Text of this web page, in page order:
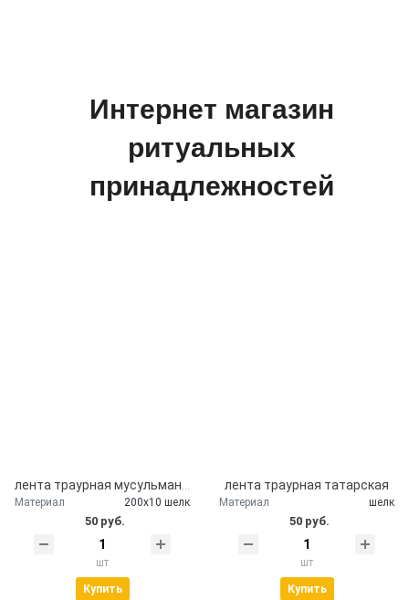
Интернет магазин
ритуальных
принадлежностей
лента траурная мусульманская
Материал 200х10 шелк
50 руб.
шт
Купить
лента траурная татарская
Материал шелк
50 руб.
шт
Купить